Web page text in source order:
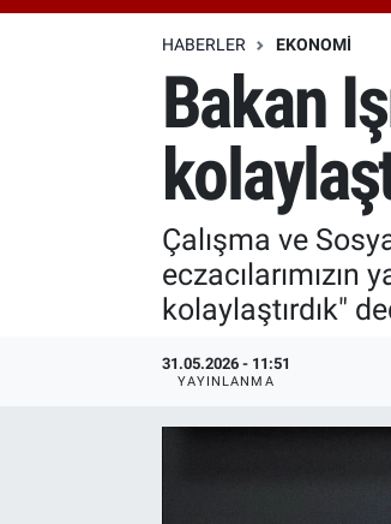
HABERLER EKONOMI
Bakan
Çalışma ve
kolaylaştırdık"
31.05.2026 - 11:51
YAYINLANMA
Özel Haberler
Özel Haberler
Erişim Bilgileri
Haber Arşivi